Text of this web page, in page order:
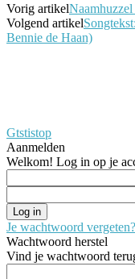
Vorig artikel
Volgend artikel
Bennie de Haan)
Gtstistop
Aanmelden
Welkom! Log in op je
Je wachtwoord
Wachtwoord herstel
Vind je wachtwoord